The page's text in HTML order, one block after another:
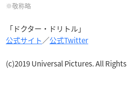
※敬称略
「ドクター・ドリトル」
公式サイト／公式Twitter
(c)2019 Universal Pictures. All